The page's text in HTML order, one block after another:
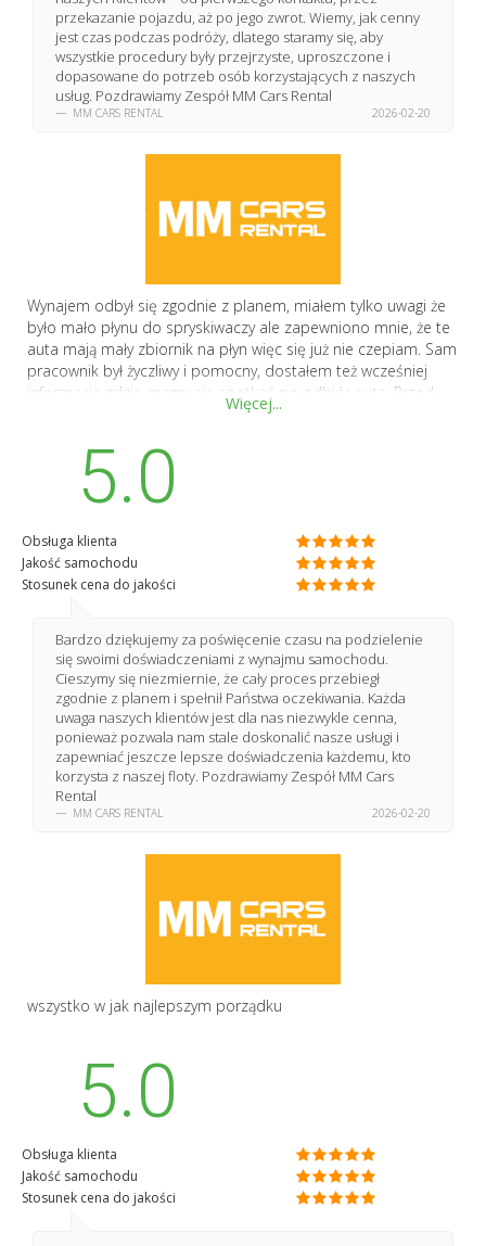
przekazanie pojazdu, aż po jego zwrot. Wiemy, jak cenny
jest czas podczas podróży, dlatego staramy się, aby
wszystkie procedury były przejrzyste, uproszczone i
dopasowane do potrzeb osób korzystających z naszych
usług. Pozdrawiamy Zespół MM Cars Rental
MM CARS RENTAL 2026-02-20
Wynajem odbył się zgodnie z planem, miałem tylko uwagi że
było mało płynu do spryskiwaczy ale zapewniono mnie, że te
auta mają mały zbiornik na płyn więc się już nie czepiam. Sam
pracownik był życzliwy i pomocny, dostałem też wcześniej
informację gdzie mamy się spotkać po odbiór auta. Przed
zwrotem tez miałem informacje o tym jak się spotkamy. Auto
wyglądają z wypożyczalni.
Więcej...
5.0
Obsługa klienta
Jakość samochodu
Stosunek cena do jakości
Bardzo dziękujemy za poświęcenie czasu na podzielenie
się swoimi doświadczeniami z wynajmu samochodu.
Cieszymy się niezmiernie, że cały proces przebiegł
zgodnie z planem i spełnił Państwa oczekiwania. Każda
uwaga naszych klientów jest dla nas niezwykle cenna,
ponieważ pozwala nam stale doskonalić nasze usługi i
zapewniać jeszcze lepsze doświadczenia każdemu, kto
korzysta z naszej floty. Pozdrawiamy Zespół MM Cars
Rental
MM CARS RENTAL 2026-02-20
wszystko w jak najlepszym porządku
5.0
Obsługa klienta
Jakość samochodu
Stosunek cena do jakości